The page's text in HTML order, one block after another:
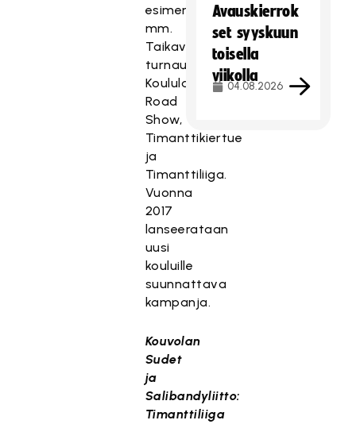
esimerkkinä
mm.
Taikaviitta-
turnaukset,
Koululainen
Road
Show,
Timanttikiertue
ja
Timanttiliiga.
Vuonna
2017
lanseerataan
uusi
kouluille
suunnattava
kampanja.
Kouvolan
Sudet
ja
Salibandyliitto:
Timanttiliiga
Avauskierrok
set syyskuun
toisella
viikolla
04.08.2026